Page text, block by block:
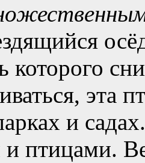
которого
эта
и
птицами.